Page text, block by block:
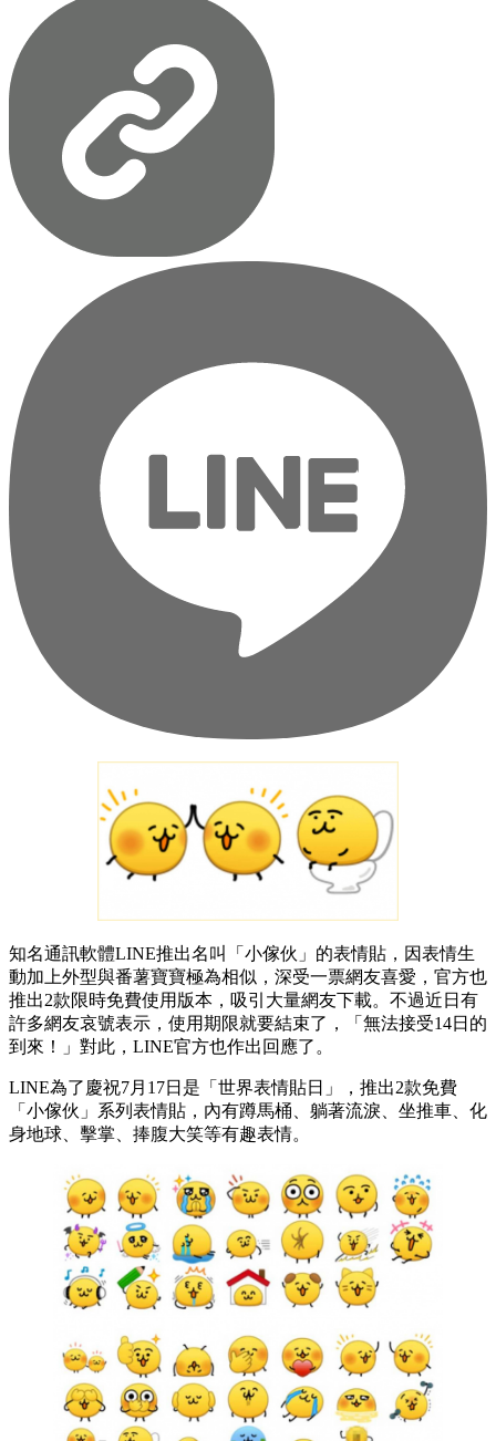
知名通訊軟體LINE推出名叫「小傢伙」的表情貼，因表情生
動加上外型與番薯寶寶極為相似，深受一票網友喜愛，官方也
推出2款限時免費使用版本，吸引大量網友下載。不過近日有
許多網友哀號表示，使用期限就要結束了，「無法接受14日的
到來！」對此，LINE官方也作出回應了。
LINE為了慶祝7月17日是「世界表情貼日」，推出2款免費
「小傢伙」系列表情貼，內有蹲馬桶、躺著流淚、坐推車、化
身地球、擊掌、捧腹大笑等有趣表情。